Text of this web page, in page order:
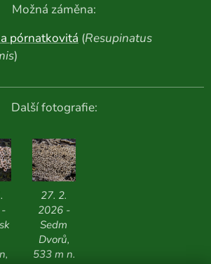
Možná záměna:
pórnatkovitá (Resupinatus
)
Další fotografie:
27. 2.
2026 -
Sedm
Dvorů,
533 m n.